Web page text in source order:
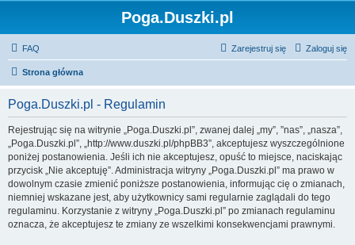
Poga.Duszki.pl
FAQ Zaloguj się
Zarejestruj się
Strona główna
Poga.Duszki.pl - Regulamin
Rejestrując się na witrynie „Poga.Duszki.pl”, zwanej dalej „my”, ”nas”, „nasza”,
„Poga.Duszki.pl”, „http://www.duszki.pl/phpBB3”, akceptujesz wyszczególnione
poniżej postanowienia. Jeśli ich nie akceptujesz, opuść to miejsce, naciskając
przycisk „Nie akceptuję”. Administracja witryny „Poga.Duszki.pl” ma prawo w
dowolnym czasie zmienić poniższe postanowienia, informując cię o zmianach,
niemniej wskazane jest, aby użytkownicy sami regularnie zaglądali do tego
regulaminu. Korzystanie z witryny „Poga.Duszki.pl” po zmianach regulaminu
oznacza, że akceptujesz te zmiany ze wszelkimi konsekwencjami prawnymi.